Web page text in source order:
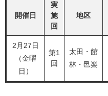
開催日
実
施
回
地区
2月27日
（金曜
日）
第1
回
太田・館
林・邑楽